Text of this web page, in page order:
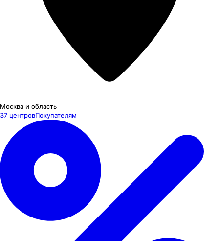
Москва и область
37 центровПокупателям